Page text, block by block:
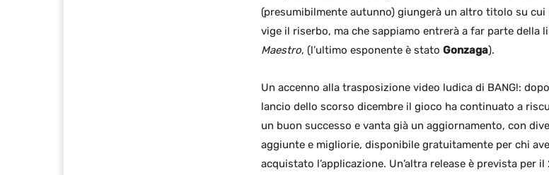
(presumibilmente autunno) giungerà un altro titolo su cui
vige il riserbo, ma che sappiamo entrerà a far parte della
Maestro, (l’ultimo esponente è stato Gonzaga).
Un accenno alla trasposizione video ludica di BANG!:
lancio dello scorso dicembre il gioco ha continuato a
un buon successo e vanta già un aggiornamento, con
aggiunte e migliorie, disponibile gratuitamente per chi
acquistato l’applicazione. Un’altra release è prevista per il